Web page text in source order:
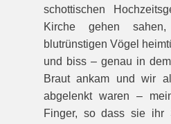
schottischen
Kirche gehen
blutrünstigen Vögel
und biss – genau in
Braut ankam und wir
abgelenkt waren –
Finger, so dass sie ihr